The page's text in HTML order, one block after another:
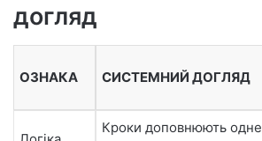
догляд
ОЗНАКА СИСТЕМНИЙ ДОГЛЯД
Кроки доповнюють одне